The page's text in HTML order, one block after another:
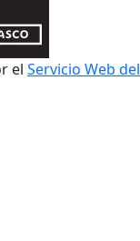
el Servicio Web del